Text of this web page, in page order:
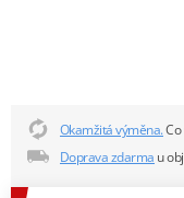
Okamžitá výměna.Co
Doprava zdarma u